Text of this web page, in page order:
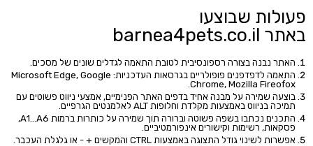
פעולות שבוצעו
באתר barnea4pets.co.il
האתר נבנה בצורה רספונסיבית לטובת התאמה לגדלים שונים של מסכים.
התאמה לדפדפנים פופולריים בגרסאות העדכניות: Microsoft Edge, Google
Chrome, Mozilla Fireofox.
בוצעה שמירה על מבנה אחיד בדפים האתר הפנימיים, אמצעי ניווט פשוטים עם
תמיכה בניווט באמצעות מקלדת וחלופות ALT לאלמנטים הגרפיים.
התכנים נכתבו בשפה פשוטה וברורה תוך שמירה על כותרות ברמות A1…A6,
פסקאות, רשימות וקישורים אינפורמטיביים.
אפשרות לשינוי גודל התצוגה באמצעות CTRL והמקשים + - או גלגלת העכבר.